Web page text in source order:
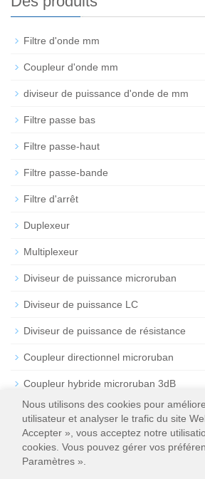
Filtre d'onde mm
Coupleur d'onde mm
diviseur de puissance d'onde de mm
Filtre passe bas
Filtre passe-haut
Filtre passe-bande
Filtre d'arrêt
Duplexeur
Multiplexeur
Diviseur de puissance microruban
Diviseur de puissance LC
Diviseur de puissance de résistance
Coupleur directionnel microruban
Coupleur hybride microruban 3dB
Atténuateur
Résiliation
Nous utilisons des cookies pour
utilisateur et analyser le trafic du site
Accepter », vous acceptez notre
cookies. Vous pouvez gérer vos
Paramètres ».